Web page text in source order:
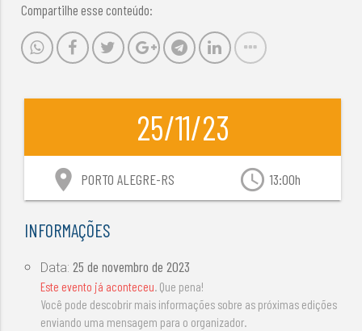
Compartilhe esse conteúdo:
25/11/23
access_time 13:00h
location_on PORTO ALEGRE-RS
INFORMAÇÕES
Data:25 de novembro de 2023
Este evento já aconteceu. Que pena!
Você pode descobrir mais informações sobre as próximas edições
enviando uma mensagem para o organizador.